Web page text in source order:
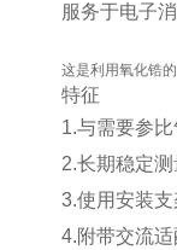
服务于电子
这是利用氧化锆
特征
1.与需要参
2.长期稳定
3.使用安装
4.附带交流适